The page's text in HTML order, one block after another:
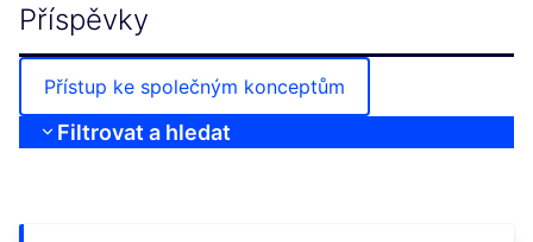
Příspěvky
Přístup ke společným konceptům
Filtrovat a hledat